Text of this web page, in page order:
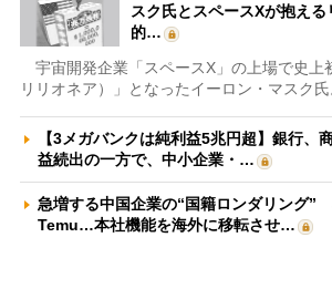
スク氏とスペースXが抱え
的…
宇宙開発企業「スペースX」の上場で史上
リリオネア）」となったイーロン・マスク氏
【3メガバンクは純利益5兆円超】銀行、
益続出の一方で、中小企業・…
急増する中国企業の“国籍ロンダリング”
Temu…本社機能を海外に移転させ…